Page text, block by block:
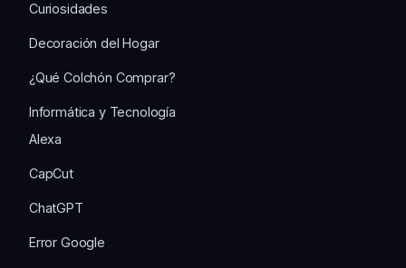
Curiosidades
Decoración del Hogar
¿Qué Colchón Comprar?
Informática y Tecnología
Alexa
CapCut
ChatGPT
Error Google